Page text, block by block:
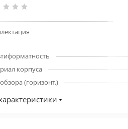
корпуса
(горизонт.)